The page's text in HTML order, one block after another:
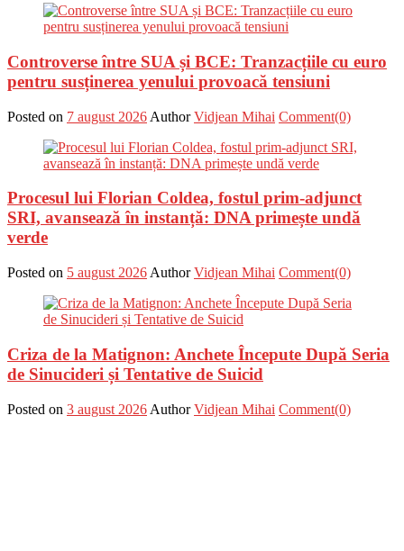
Controverse între SUA și BCE: Tranzacțiile cu euro
pentru susținerea yenului provoacă tensiuni
Posted on 7 august 2026 Author Vidjean Mihai Comment(0)
Procesul lui Florian Coldea, fostul prim-adjunct
SRI, avansează în instanță: DNA primește undă
verde
Posted on 5 august 2026 Author Vidjean Mihai Comment(0)
Criza de la Matignon: Anchete Începute După Seria
de Sinucideri și Tentative de Suicid
Posted on 3 august 2026 Author Vidjean Mihai Comment(0)